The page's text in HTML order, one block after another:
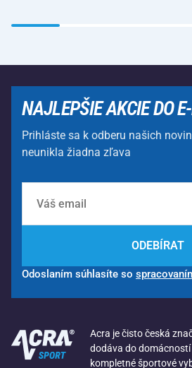
NAJLEPŠIE AKCIE DO
Prihláste sa k odberu našich
neunikla žiadna zľava
ODEBÍRAT
Odoslaním súhlasíte so
Acra je čisto česká
dodáva do domácností
kompletné športové